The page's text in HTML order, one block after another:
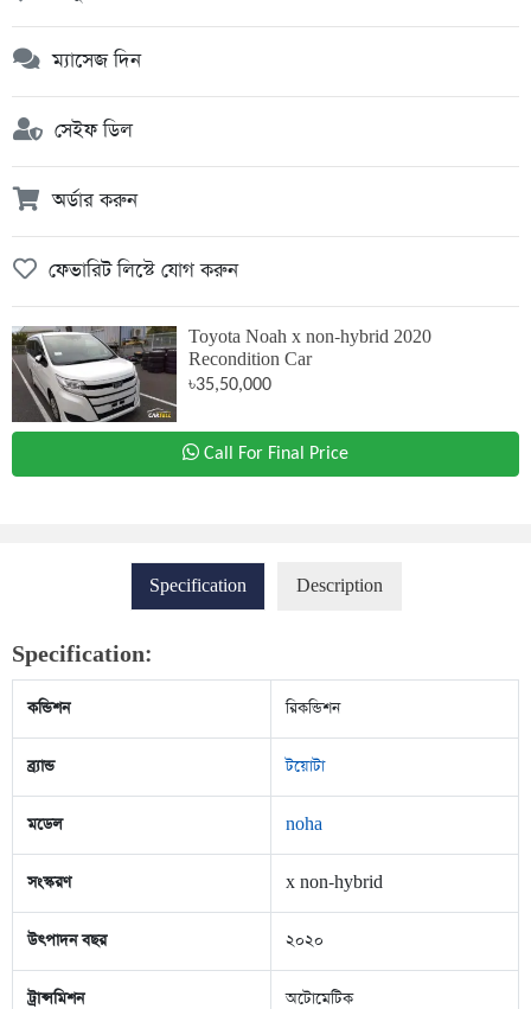
ম্যাসেজ দিন
সেইফ ডিল
অর্ডার করুন
ফেভারিট লিস্টে যোগ করুন
Toyota Noah x non-hybrid 2020
Recondition Car
৳35,50,000
Call For Final Price
Specification Description
Specification:
কন্ডিশন রিকন্ডিশন
ব্র্যান্ড টয়োটা
মডেল noha
সংস্করণ x non-hybrid
উৎপাদন বছর ২০২০
ট্রান্সমিশন অটোমেটিক